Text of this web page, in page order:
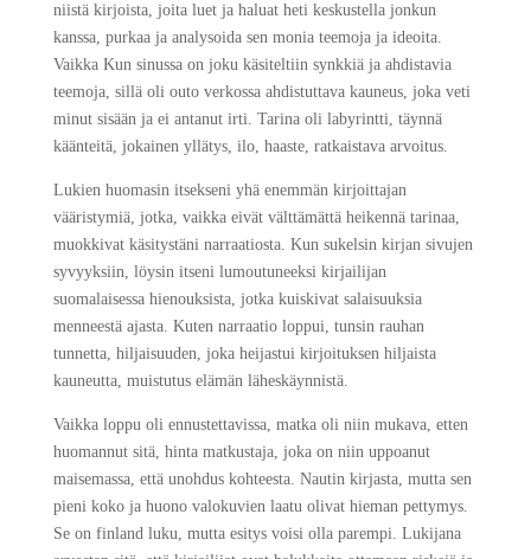
niistä kirjoista, joita luet ja haluat heti keskustella jonkun
kanssa, purkaa ja analysoida sen monia teemoja ja ideoita.
Vaikka Kun sinussa on joku käsiteltiin synkkiä ja ahdistavia
teemoja, sillä oli outo verkossa ahdistuttava kauneus, joka veti
minut sisään ja ei antanut irti. Tarina oli labyrintti, täynnä
käänteitä, jokainen yllätys, ilo, haaste, ratkaistava arvoitus.
Lukien huomasin itsekseni yhä enemmän kirjoittajan
vääristymiä, jotka, vaikka eivät välttämättä heikennä tarinaa,
muokkivat käsitystäni narraatiosta. Kun sukelsin kirjan sivujen
syvyyksiin, löysin itseni lumoutuneeksi kirjailijan
suomalaisessa hienouksista, jotka kuiskivat salaisuuksia
menneestä ajasta. Kuten narraatio loppui, tunsin rauhan
tunnetta, hiljaisuuden, joka heijastui kirjoituksen hiljaista
kauneutta, muistutus elämän läheskäynnistä.
Vaikka loppu oli ennustettavissa, matka oli niin mukava, etten
huomannut sitä, hinta matkustaja, joka on niin uppoanut
maisemassa, että unohdus kohteesta. Nautin kirjasta, mutta sen
pieni koko ja huono valokuvien laatu olivat hieman pettymys.
Se on finland luku, mutta esitys voisi olla parempi. Lukijana